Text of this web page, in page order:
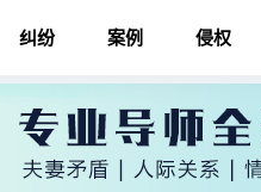
纠纷 案例 侵权